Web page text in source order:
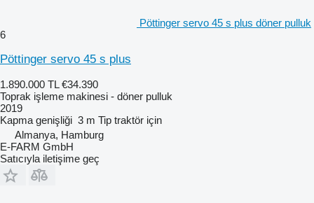
Pöttinger servo 45 s plus döner pulluk
6
Pöttinger servo 45 s plus
1.890.000 TL €34.390
Toprak işleme makinesi - döner pulluk
2019
Kapma genişliği 3 m Tip traktör için
Almanya, Hamburg
E-FARM GmbH
Satıcıyla iletişime geç